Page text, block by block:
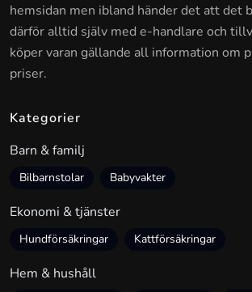
hemsidan men ibland händer det att det
därför alltid själv med e-handlare och
köper varan gällande all information om
priser.
Kategorier
Barn & familj
Bilbarnstolar Babyvakter
Ekonomi & tjänster
Hundförsäkringar Kattförsäkringar
Hem & hushåll